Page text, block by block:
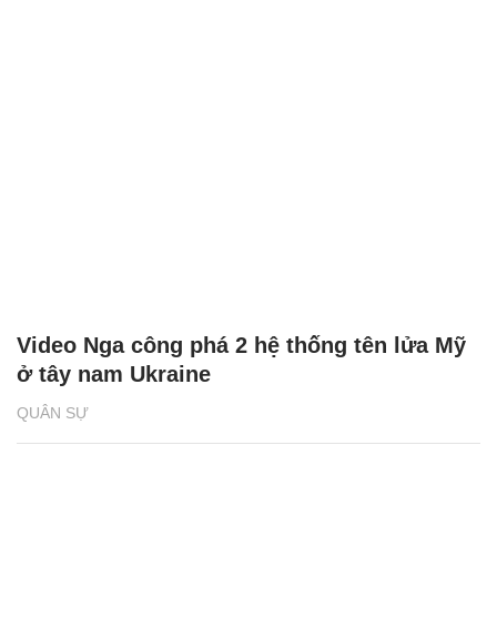
QUÂN SỰ
Video Nga công phá 2 hệ thống tên lửa Mỹ
ở tây nam Ukraine